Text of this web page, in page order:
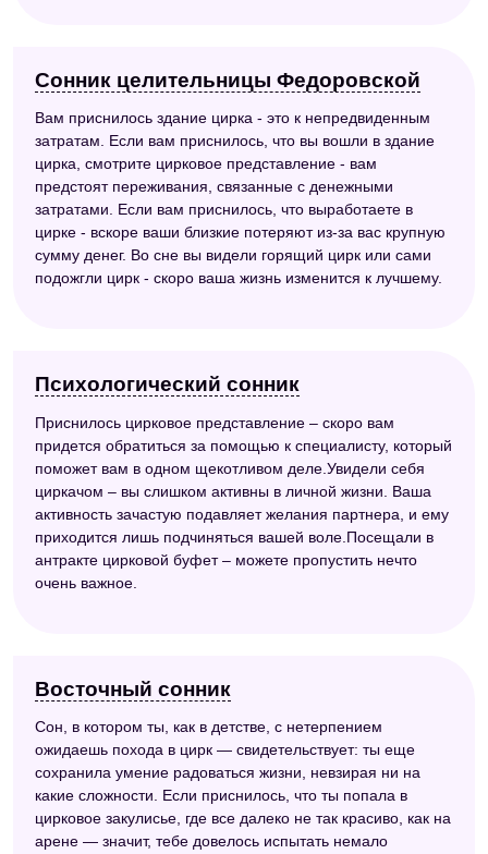
Сонник целительницы Федоровской
Вам приснилось здание цирка - это к непредвиденным
затратам. Если вам приснилось, что вы вошли в здание
цирка, смотрите цирковое представление - вам
предстоят переживания, связанные с денежными
затратами. Если вам приснилось, что выработаете в
цирке - вскоре ваши близкие потеряют из-за вас крупную
сумму денег. Во сне вы видели горящий цирк или сами
подожгли цирк - скоро ваша жизнь изменится к лучшему.
Психологический сонник
Приснилось цирковое представление – скоро вам
придется обратиться за помощью к специалисту, который
поможет вам в одном щекотливом деле.Увидели себя
циркачом – вы слишком активны в личной жизни. Ваша
активность зачастую подавляет желания партнера, и ему
приходится лишь подчиняться вашей воле.Посещали в
антракте цирковой буфет – можете пропустить нечто
очень важное.
Восточный сонник
Сон, в котором ты, как в детстве, с нетерпением
ожидаешь похода в цирк — свидетельствует: ты еще
сохранила умение радоваться жизни, невзирая ни на
какие сложности. Если приснилось, что ты попала в
цирковое закулисье, где все далеко не так красиво, как на
арене — значит, тебе довелось испытать немало